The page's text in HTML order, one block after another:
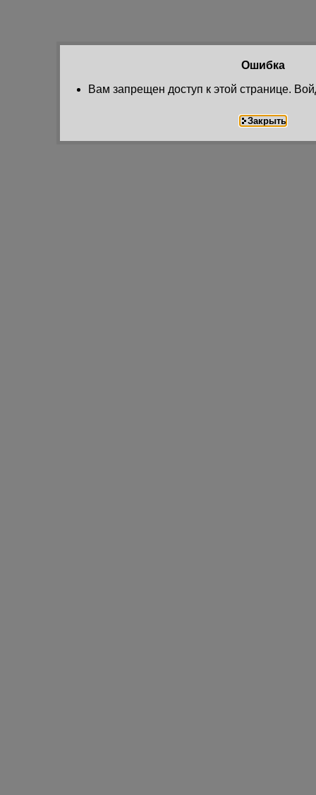
Ошибка
Вам запрещен доступ к этой странице.